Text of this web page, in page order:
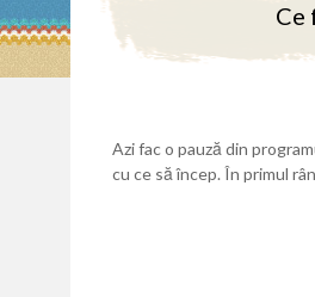
Ce
Azi fac o pauză din
cu ce să încep. În primul